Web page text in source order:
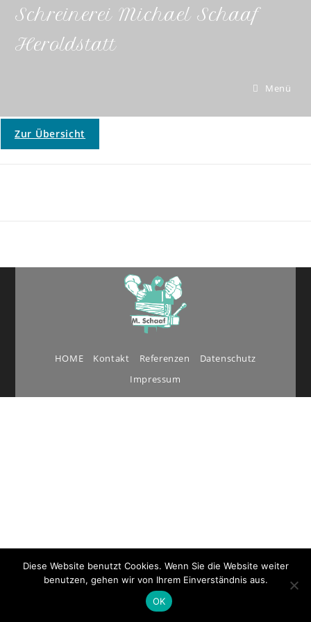
Schreinerei Michael Schaaf
Heroldstatt
Menü
Zur Übersicht
HOME Kontakt Referenzen
Datenschutz
Impressum
Diese Website benutzt Cookies. Wenn Sie die Website weiter
benutzen, gehen wir von Ihrem Einverständnis aus.
OK